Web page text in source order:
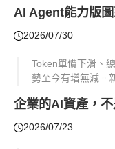
AI Agent能力版
2026/07/30
Token單價下滑、
勢至今有增無減。
企業的AI資產，
2026/07/23